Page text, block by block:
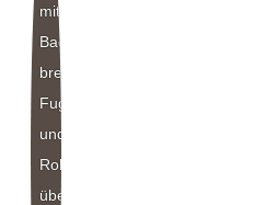
mit
Backsteinen,
breiten
Fugen
und
Rollschicht
über